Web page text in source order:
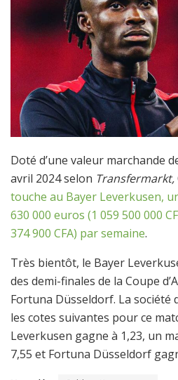
Doté d’une valeur marchande
avril 2024 selon Transfermarkt,
touche au Bayer Leverkusen,
630 000 euros (1 059 500 000
374 900 CFA) par semaine.
Très bientôt, le Bayer
des demi-finales de la Coupe
Fortuna Düsseldorf. La société
les cotes suivantes pour ce
Leverkusen gagne à 1,23, un
7,55 et Fortuna Düsseldorf